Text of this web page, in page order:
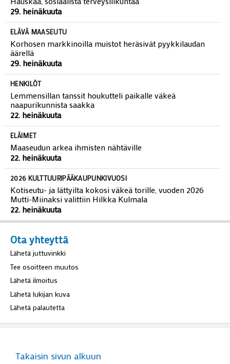
29. heinäkuuta
ELÄVÄ MAASEUTU
Korhosen markkinoilla muistot heräsivät pyykkilaudan
äärellä
29. heinäkuuta
HENKILÖT
Lemmensillan tanssit houkutteli paikalle väkeä
naapurikunnista saakka
22. heinäkuuta
ELÄIMET
Maaseudun arkea ihmisten nähtäville
22. heinäkuuta
2026 KULTTUURIPÄÄKAUPUNKIVUOSI
Kotiseutu- ja lättyilta kokosi väkeä torille, vuoden 2026
Mutti-Miinaksi valittiin Hilkka Kulmala
22. heinäkuuta
Ota yhteyttä
Lähetä juttuvinkki
Tee osoitteen muutos
Lähetä ilmoitus
Lähetä lukijan kuva
Lähetä palautetta
Takaisin sivun alkuun